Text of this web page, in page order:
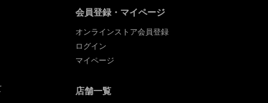
会員登録・マイページ
オンラインストア会員登録
ログイン
マイページ
店舗一覧